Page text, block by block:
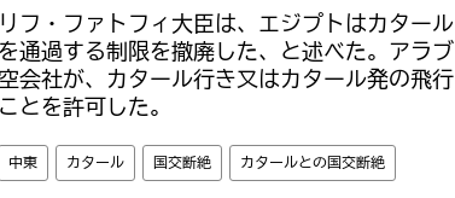
フ・ファトフィ大臣は、エジプトはカタール
通過する制限を撤廃した、と述べた。アラブ
会社が、カタール行き又はカタール発の飛行
とを許可した。
中東 カタール 国交断絶 カタールとの国交断絶